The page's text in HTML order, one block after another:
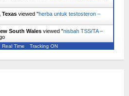
viewed "herba untuk testosteron –
South Wales viewed "nisbah TSS/TA –
Real Time Tracking ON